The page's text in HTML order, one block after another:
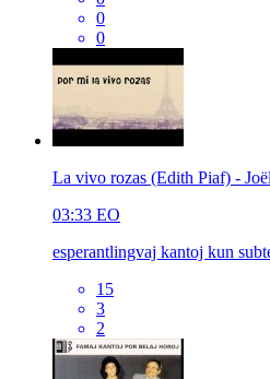
0
0
La vivo rozas (Edith Piaf) -
03:33 EO
esperantlingvaj kantoj kun
15
3
2